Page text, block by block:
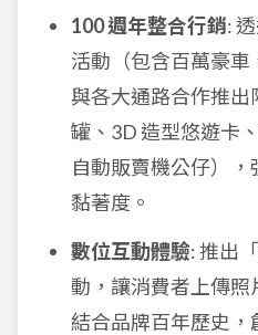
100 週年整合行銷:
活動（包含百萬豪
與各大通路合作推出
罐、3D 造型悠遊卡
自動販賣機公仔）
黏著度。
數位互動體驗: 推出
動，讓消費者上傳照
結合品牌百年歷史，